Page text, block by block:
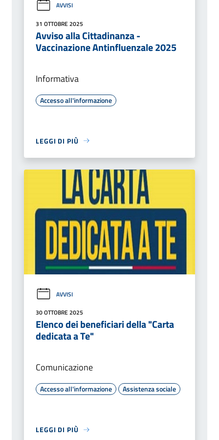
AVVISI
31 OTTOBRE 2025
Avviso alla Cittadinanza -
Vaccinazione Antinfluenzale 2025
Informativa
Accesso all'informazione
LEGGI DI PIÙ
AVVISI
30 OTTOBRE 2025
Elenco dei beneficiari della "Carta
dedicata a Te"
Comunicazione
Accesso all'informazione Assistenza sociale
LEGGI DI PIÙ